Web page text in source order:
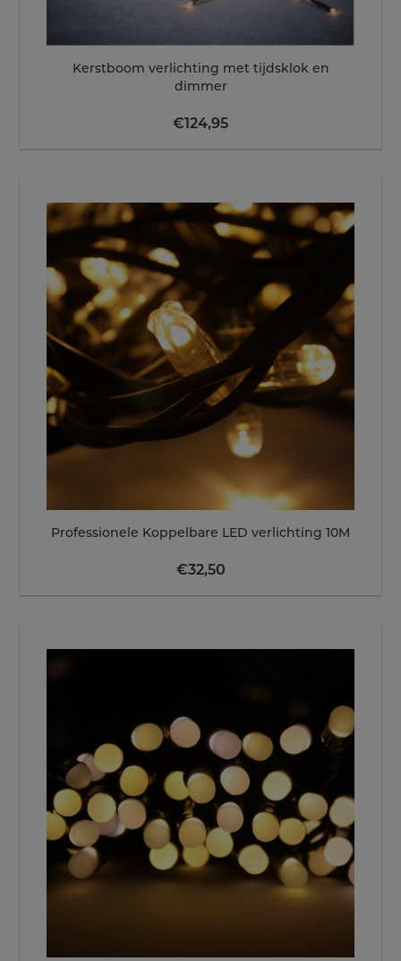
Kerstboom verlichting met tijdsklok en
dimmer
€124,95
Professionele Koppelbare LED verlichting 10M
€32,50